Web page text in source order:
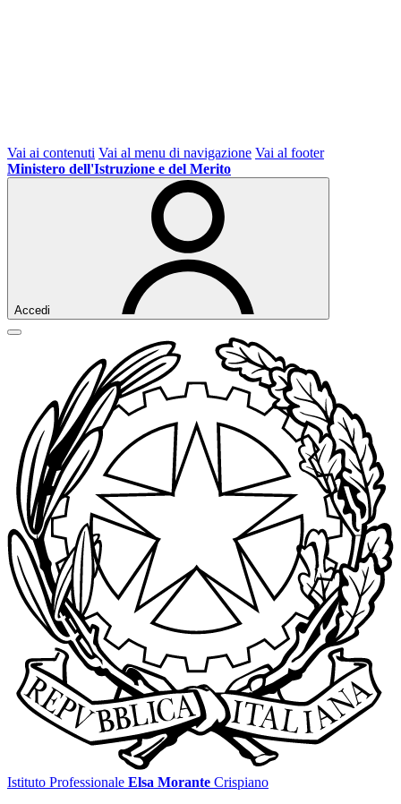
Vai ai contenuti Vai al menu di navigazione Vai al footer
Ministero dell'Istruzione e del Merito
Accedi
Istituto Professionale Elsa Morante Crispiano